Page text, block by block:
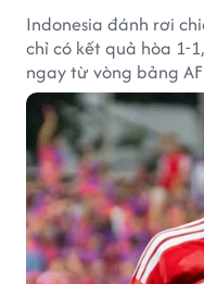
Indonesia đánh rơi
chỉ có kết quả hòa 1-
ngay từ vòng bảng